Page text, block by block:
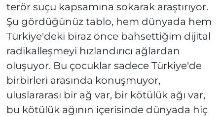
terör suçu kapsamına sokarak araştırıyor.
Şu gördüğünüz tablo, hem dünyada hem
Türkiye'deki biraz önce bahsettiğim dijital
radikalleşmeyi hızlandırıcı ağlardan
oluşuyor. Bu çocuklar sadece Türkiye'de
birbirleri arasında konuşmuyor,
uluslararası bir ağ var, bir kötülük ağı var,
bu kötülük ağının içerisinde dünyada hiç